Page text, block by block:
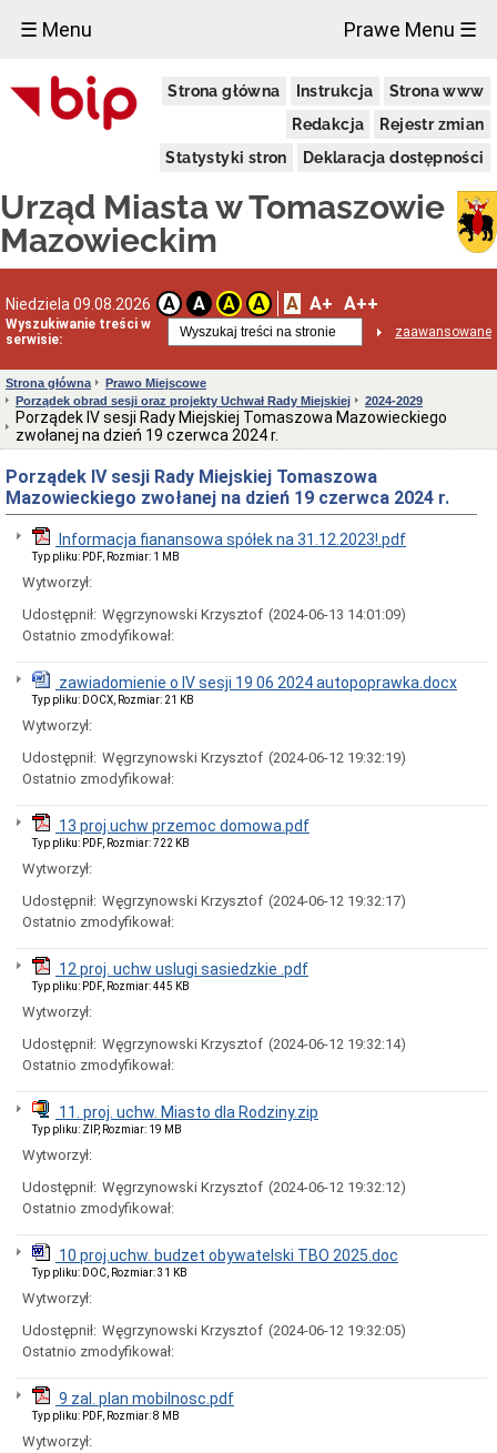
☰ Menu Prawe Menu ☰
Strona główna Instrukcja
Strona www
Redakcja
Rejestr zmian
Statystyki stron
Deklaracja dostępności
Urząd Miasta w Tomaszowie
Mazowieckim
Niedziela 09.08.2026 A A A A A A+ A++
Wyszukiwanie treści w
serwisie:
zaawansowane
Miasto
Pieczęcie
Granice
miasta
Statut
Miasta
Władze
Miasta
Prezydent
zastępcy
Rada
Miejska
2024-
Prezydium
Rady
Miejskiej
Dyżury
Biurze
Miejskiej
Składy
komisji
stałych
Rady
Miejskiej
Interpelacje
zapytania
obrad
sesji
Imienne
wykazy
głosowań
Harmonogram
prac
Rady
Rada
Miejska
2018-
2023
Rada
Miejska
2018
Młodzieżowa
Rada
Miasta
Rada
Miejska
2014
Rada
Miejska
2006-
Strona główna
Prawo Miejscowe
Porządek obrad sesji oraz projekty Uchwał Rady Miejskiej
2024-2029
Porządek IV sesji Rady Miejskiej Tomaszowa Mazowieckiego
zwołanej na dzień 19 czerwca 2024 r.
Porządek IV sesji Rady Miejskiej Tomaszowa
Mazowieckiego zwołanej na dzień 19 czerwca 2024 r.
Informacja fianansowa spółek na 31.12.2023!.pdf
Typ pliku: PDF, Rozmiar: 1 MB
Wytworzył:
Udostępnił: Węgrzynowski Krzysztof (2024-06-13 14:01:09)
Ostatnio zmodyfikował:
zawiadomienie o IV sesji 19 06 2024 autopoprawka.docx
Typ pliku: DOCX, Rozmiar: 21 KB
Wytworzył:
Udostępnił: Węgrzynowski Krzysztof (2024-06-12 19:32:19)
Ostatnio zmodyfikował:
13 proj.uchw przemoc domowa.pdf
Typ pliku: PDF, Rozmiar: 722 KB
Wytworzył:
Udostępnił: Węgrzynowski Krzysztof (2024-06-12 19:32:17)
Ostatnio zmodyfikował:
12 proj. uchw uslugi sasiedzkie .pdf
Typ pliku: PDF, Rozmiar: 445 KB
Wytworzył:
Udostępnił: Węgrzynowski Krzysztof (2024-06-12 19:32:14)
Ostatnio zmodyfikował:
11. proj. uchw. Miasto dla Rodziny.zip
Typ pliku: ZIP, Rozmiar: 19 MB
Wytworzył:
Udostępnił: Węgrzynowski Krzysztof (2024-06-12 19:32:12)
Ostatnio zmodyfikował:
10 proj.uchw. budzet obywatelski TBO 2025.doc
Typ pliku: DOC, Rozmiar: 31 KB
Wytworzył:
Udostępnił: Węgrzynowski Krzysztof (2024-06-12 19:32:05)
Ostatnio zmodyfikował:
9 zal. plan mobilnosc.pdf
Typ pliku: PDF, Rozmiar: 8 MB
Wytworzył:
×